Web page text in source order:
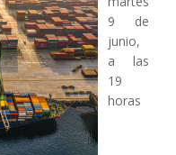
9 de
junio,
a las
19
horas